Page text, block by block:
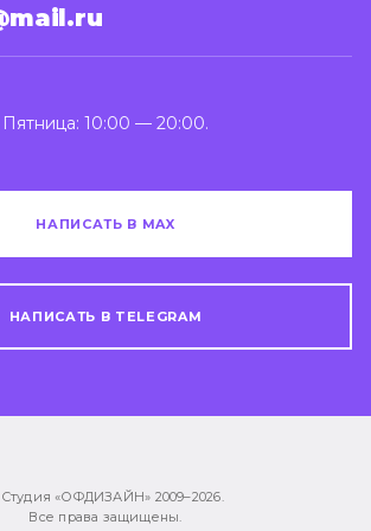
10:00 — 20:00.
НАПИСАТЬ В MAX
НАПИСАТЬ В TELEGRAM
«ОФДИЗАЙН» 2009–2026
Все права защищены.